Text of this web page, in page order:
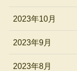
2023年10月
2023年9月
2023年8月